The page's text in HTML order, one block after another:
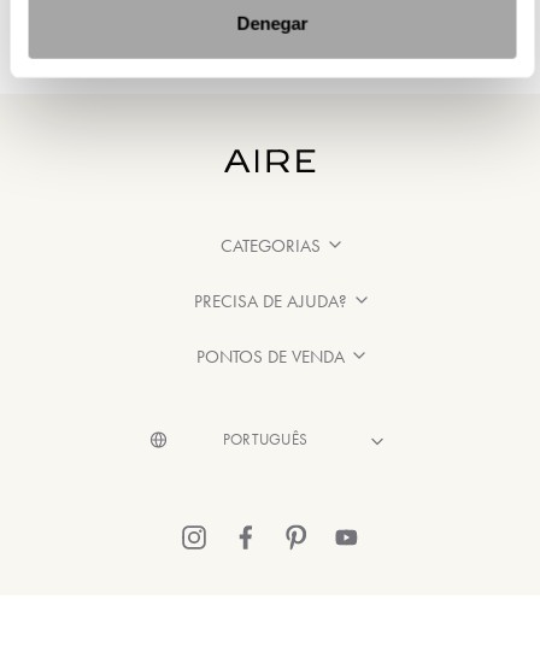
Denegar
CATEGORIAS
PRECISA DE AJUDA?
PONTOS DE VENDA